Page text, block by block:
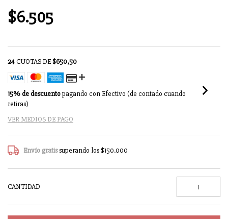
$6.505
24CUOTAS DE$650,50
15% de descuentopagando con Efectivo (de contado cuando
retiras)
VER MEDIOS DE PAGO
Envío gratissuperando los$150.000
CANTIDAD